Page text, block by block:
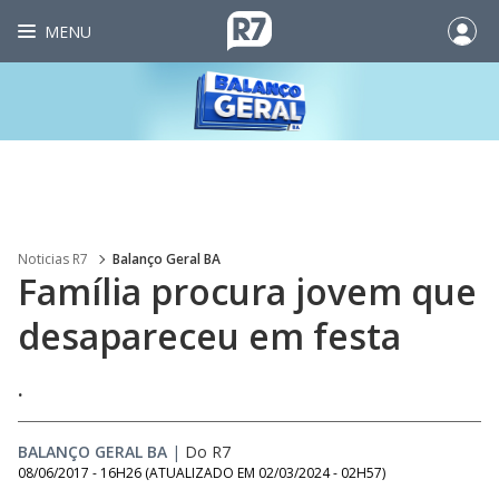
MENU
Noticias R7 Balanço Geral BA
Família procura jovem que
desapareceu em festa
.
BALANÇO GERAL BA | Do R7
08/06/2017 - 16H26 (ATUALIZADO EM 02/03/2024 - 02H57)